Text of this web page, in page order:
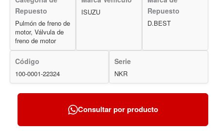
Repuesto
Pulmón de freno de
motor, Válvula de
freno de motor
ISUZU
Repuesto
D.BEST
Código
100-0001-22324
Serie
NKR
Consultar por producto